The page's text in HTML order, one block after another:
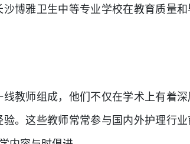
博雅卫生中等专业学校在教育质量和
教师组成，他们不仅在学术上有着
。这些教师常常参与国内外护理行业